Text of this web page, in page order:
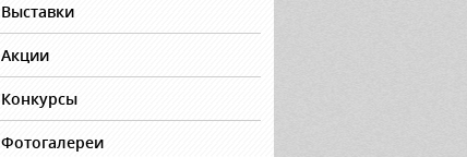
Выставки
Акции
Конкурсы
Фотогалереи